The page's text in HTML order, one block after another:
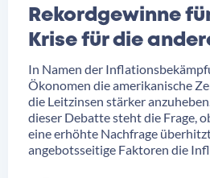
Rekordgewinne
Krise für die
In Namen der
Ökonomen die amerikanische
die Leitzinsen stärker
dieser Debatte steht die Frage,
eine erhöhte Nachfrage
angebotsseitige Faktoren die